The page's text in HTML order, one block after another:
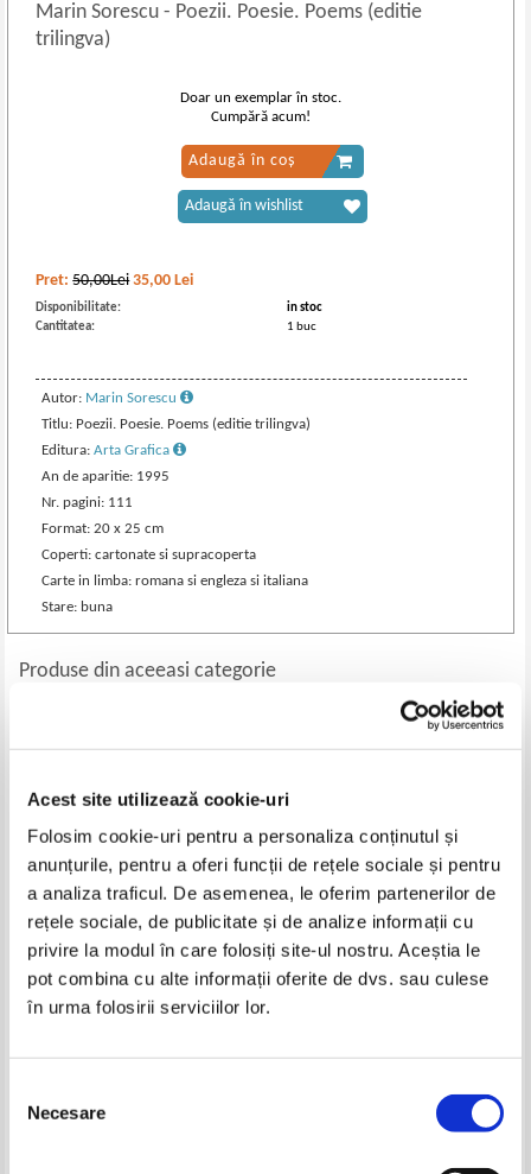
Acest site utilizează cookie-uri
Folosim cookie-uri pentru a personaliza conținutul și
anunțurile, pentru a oferi funcții de rețele sociale și pentru
a analiza traficul. De asemenea, le oferim partenerilor de
rețele sociale, de publicitate și de analize informații cu
privire la modul în care folosiți site-ul nostru. Aceștia le
pot combina cu alte informații oferite de dvs. sau culese
în urma folosirii serviciilor lor.
consimțământului
Necesare
Marin Sorescu- Poezii. Poesie. Poems (editie
trilingva)
Pret:50,00Lei 35,00 Lei
Disponibilitate:
in stoc
Cantitatea:
1 buc
Autor: Marin Sorescu
Titlu: Poezii. Poesie. Poems (editie trilingva)
Editura:Arta Grafica
An de aparitie: 1995
Nr. pagini: 111
Format: 20 x 25 cm
Coperti: cartonate si supracoperta
Carte in limba: romana si engleza si italiana
Stare: buna
Doar un exemplar în stoc.
Cumpără acum!
Adaugă în coș
Adaugă în wishlist
Produse din aceeasi categorie
Gellu Naum - Copacul-animal
-20%
Mihai Eminescu - Opere
-30%